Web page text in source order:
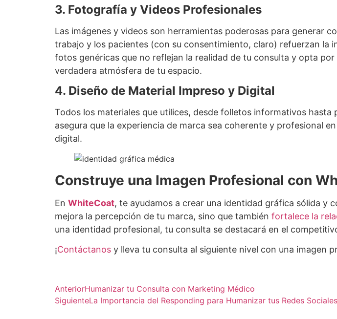
3. Fotografía y Videos Profesionales
Las imágenes y videos son herramientas poderosas para generar
trabajo y los pacientes (con su consentimiento, claro) refuerzan la
fotos genéricas que no reflejan la realidad de tu consulta y opta
verdadera atmósfera de tu espacio.
4. Diseño de Material Impreso y Digital
Todos los materiales que utilices, desde folletos informativos
asegura que la experiencia de marca sea coherente y profesional
digital.
Construye una Imagen Profesional con
En WhiteCoat, te ayudamos a crear una identidad gráfica sólida y
mejora la percepción de tu marca, sino que también fortalece la
una identidad profesional, tu consulta se destacará en el
¡Contáctanos y lleva tu consulta al siguiente nivel con una imagen
AnteriorHumanizar tu Consulta con Marketing Médico
SiguienteLa Importancia del Responding para Humanizar tus Redes